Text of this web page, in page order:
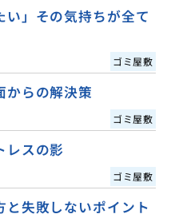
い」その気持ちが全て
ゴミ屋敷
からの解決策
ゴミ屋敷
レスの影
ゴミ屋敷
と失敗しないポイント